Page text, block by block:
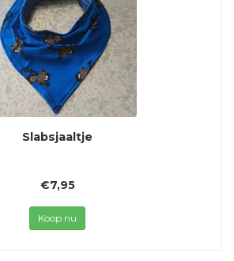
Slabsjaaltje
€7,95
Koop nu